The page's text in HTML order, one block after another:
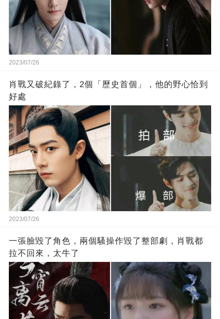
2023/07/26
肖戰又破紀錄了，2個「歷史首個」，他的野心恰到
好處
2023/07/26
一張臉毀了角色，兩個騷操作毀了整部劇，肖戰都
拉不回來，太牛了